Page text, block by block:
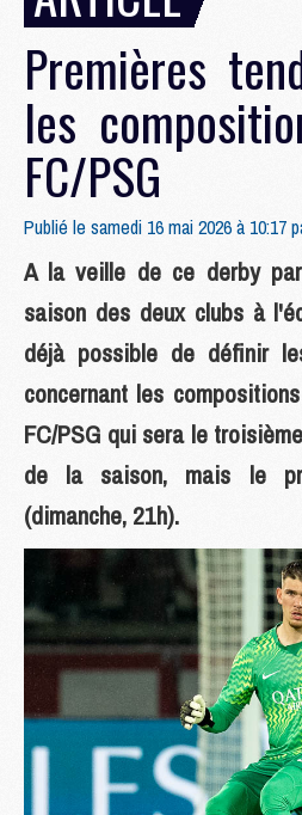
Premières
les
FC/PSG
Publié le samedi 16 mai 2026 à 10:17
A la veille de ce derby
saison des deux clubs à
déjà possible de définir
concernant les
FC/PSG qui sera le
de la saison, mais le
(dimanche, 21h).